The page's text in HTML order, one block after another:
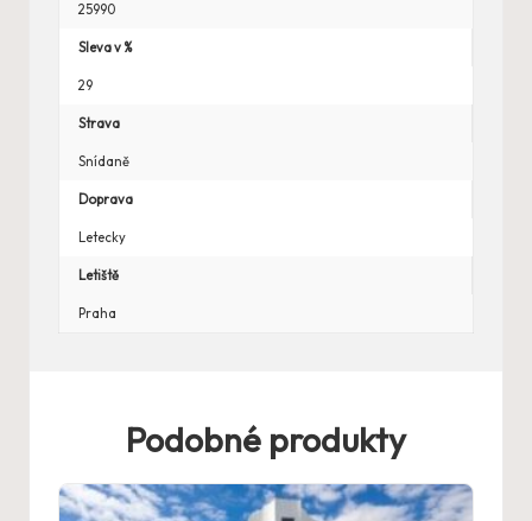
25990
Sleva v %
29
Strava
Snídaně
Doprava
Letecky
Letiště
Praha
Podobné produkty